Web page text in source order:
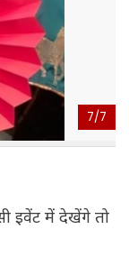
7/7
इवेंट में देखेंगे तो